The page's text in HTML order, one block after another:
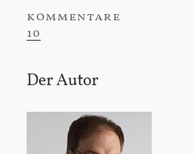
kommentare
10
Sidebar
Der Autor